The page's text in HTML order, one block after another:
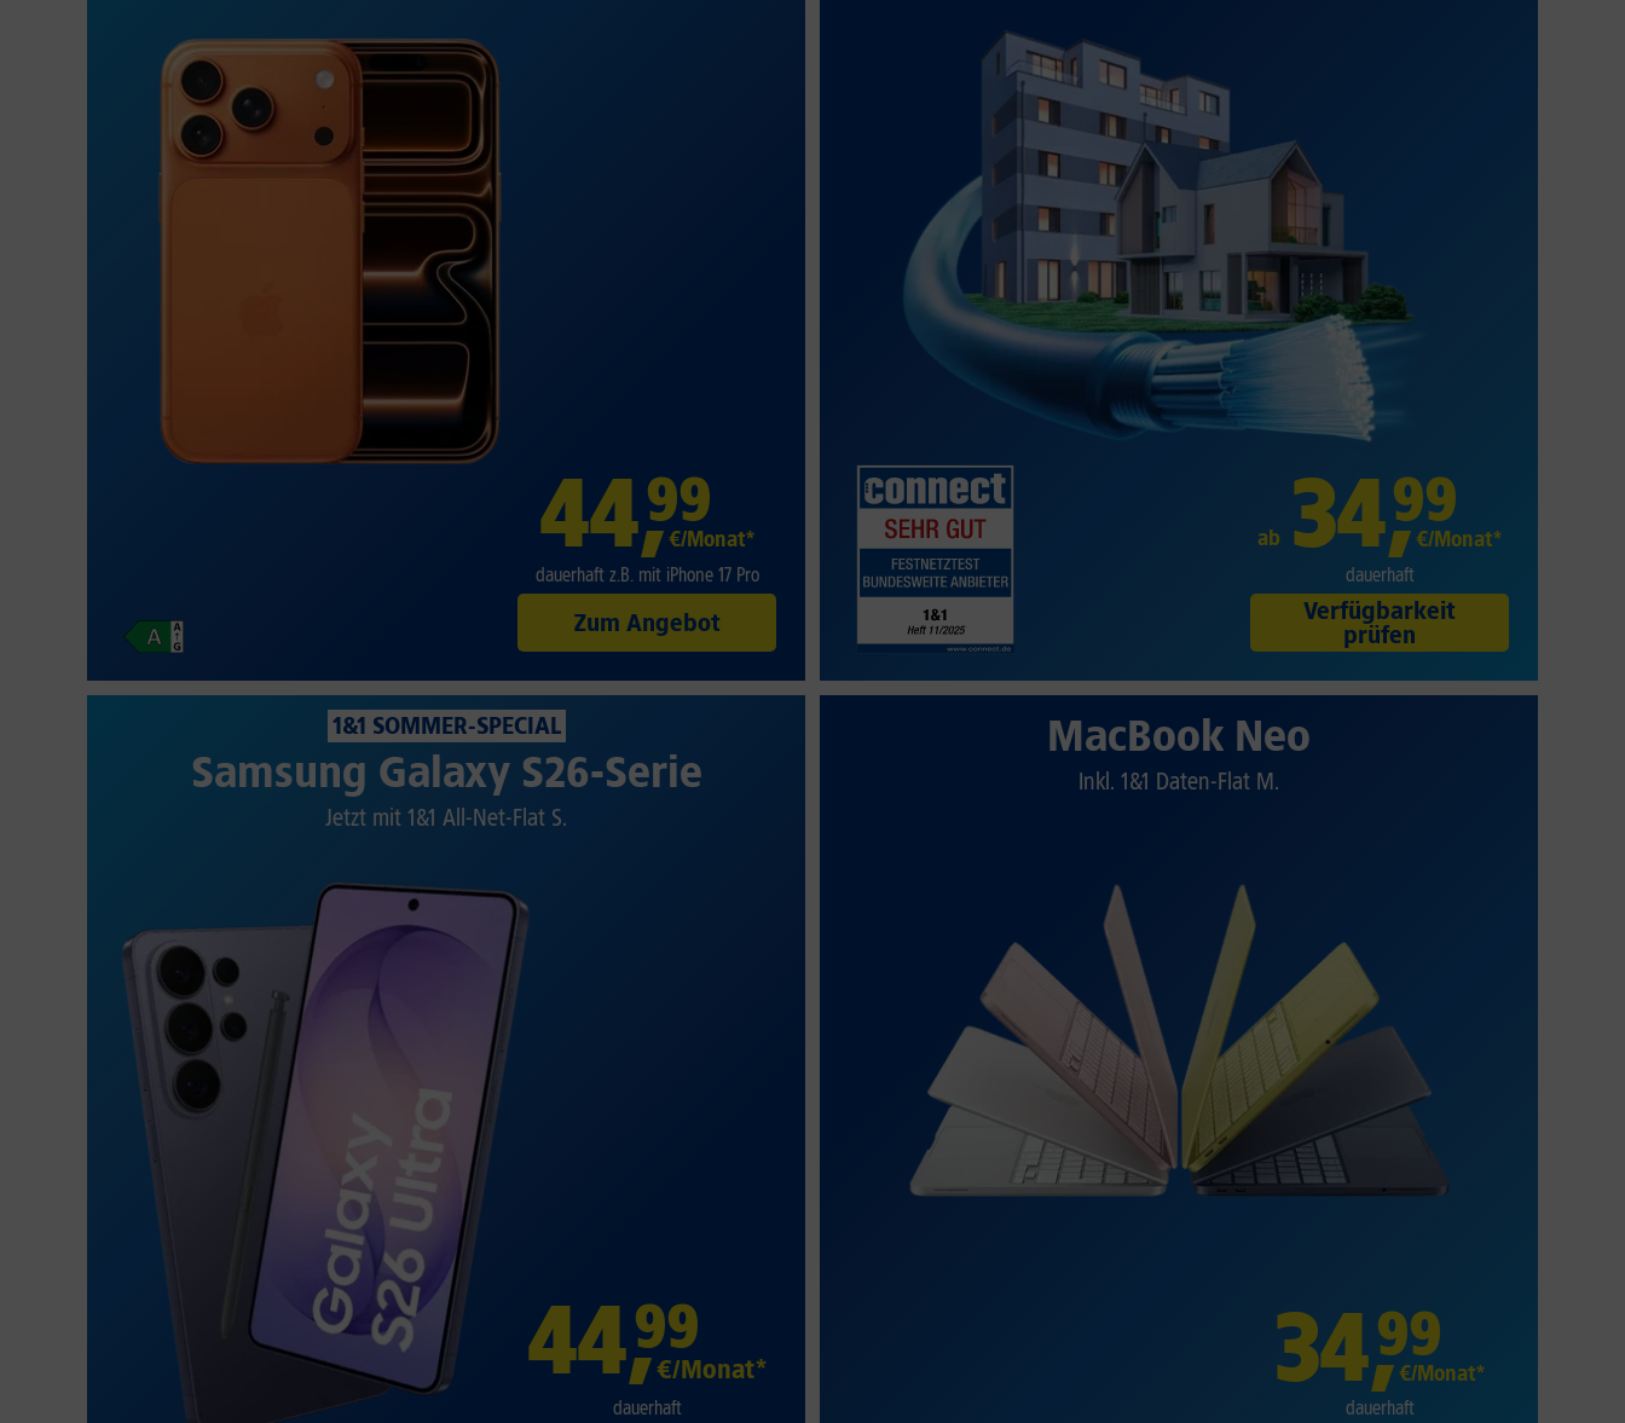
44,99
€/Monat*
dauerhaft z.B. mit iPhone 17 Pro
Zum Angebot
ab 34,99
€/Monat*
dauerhaft
Verfügbarkeit
prüfen
1&1 SOMMER-SPECIAL
Samsung Galaxy S26-Serie
Jetzt mit 1&1 All-Net-Flat S.
44,99
€/Monat*
dauerhaft
MacBook Neo
Inkl. 1&1 Daten-Flat M.
34,99
€/Monat*
dauerhaft